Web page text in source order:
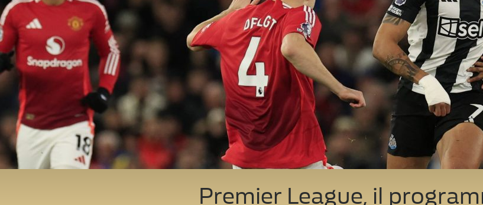
Premier League, il